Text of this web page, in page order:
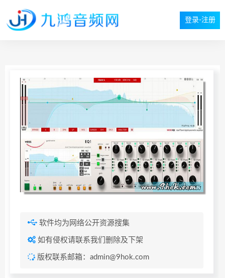
登录-注册
软件均为网络公开资源搜集
如有侵权请联系我们删除及下架
版权联系邮箱：admin@9hok.com